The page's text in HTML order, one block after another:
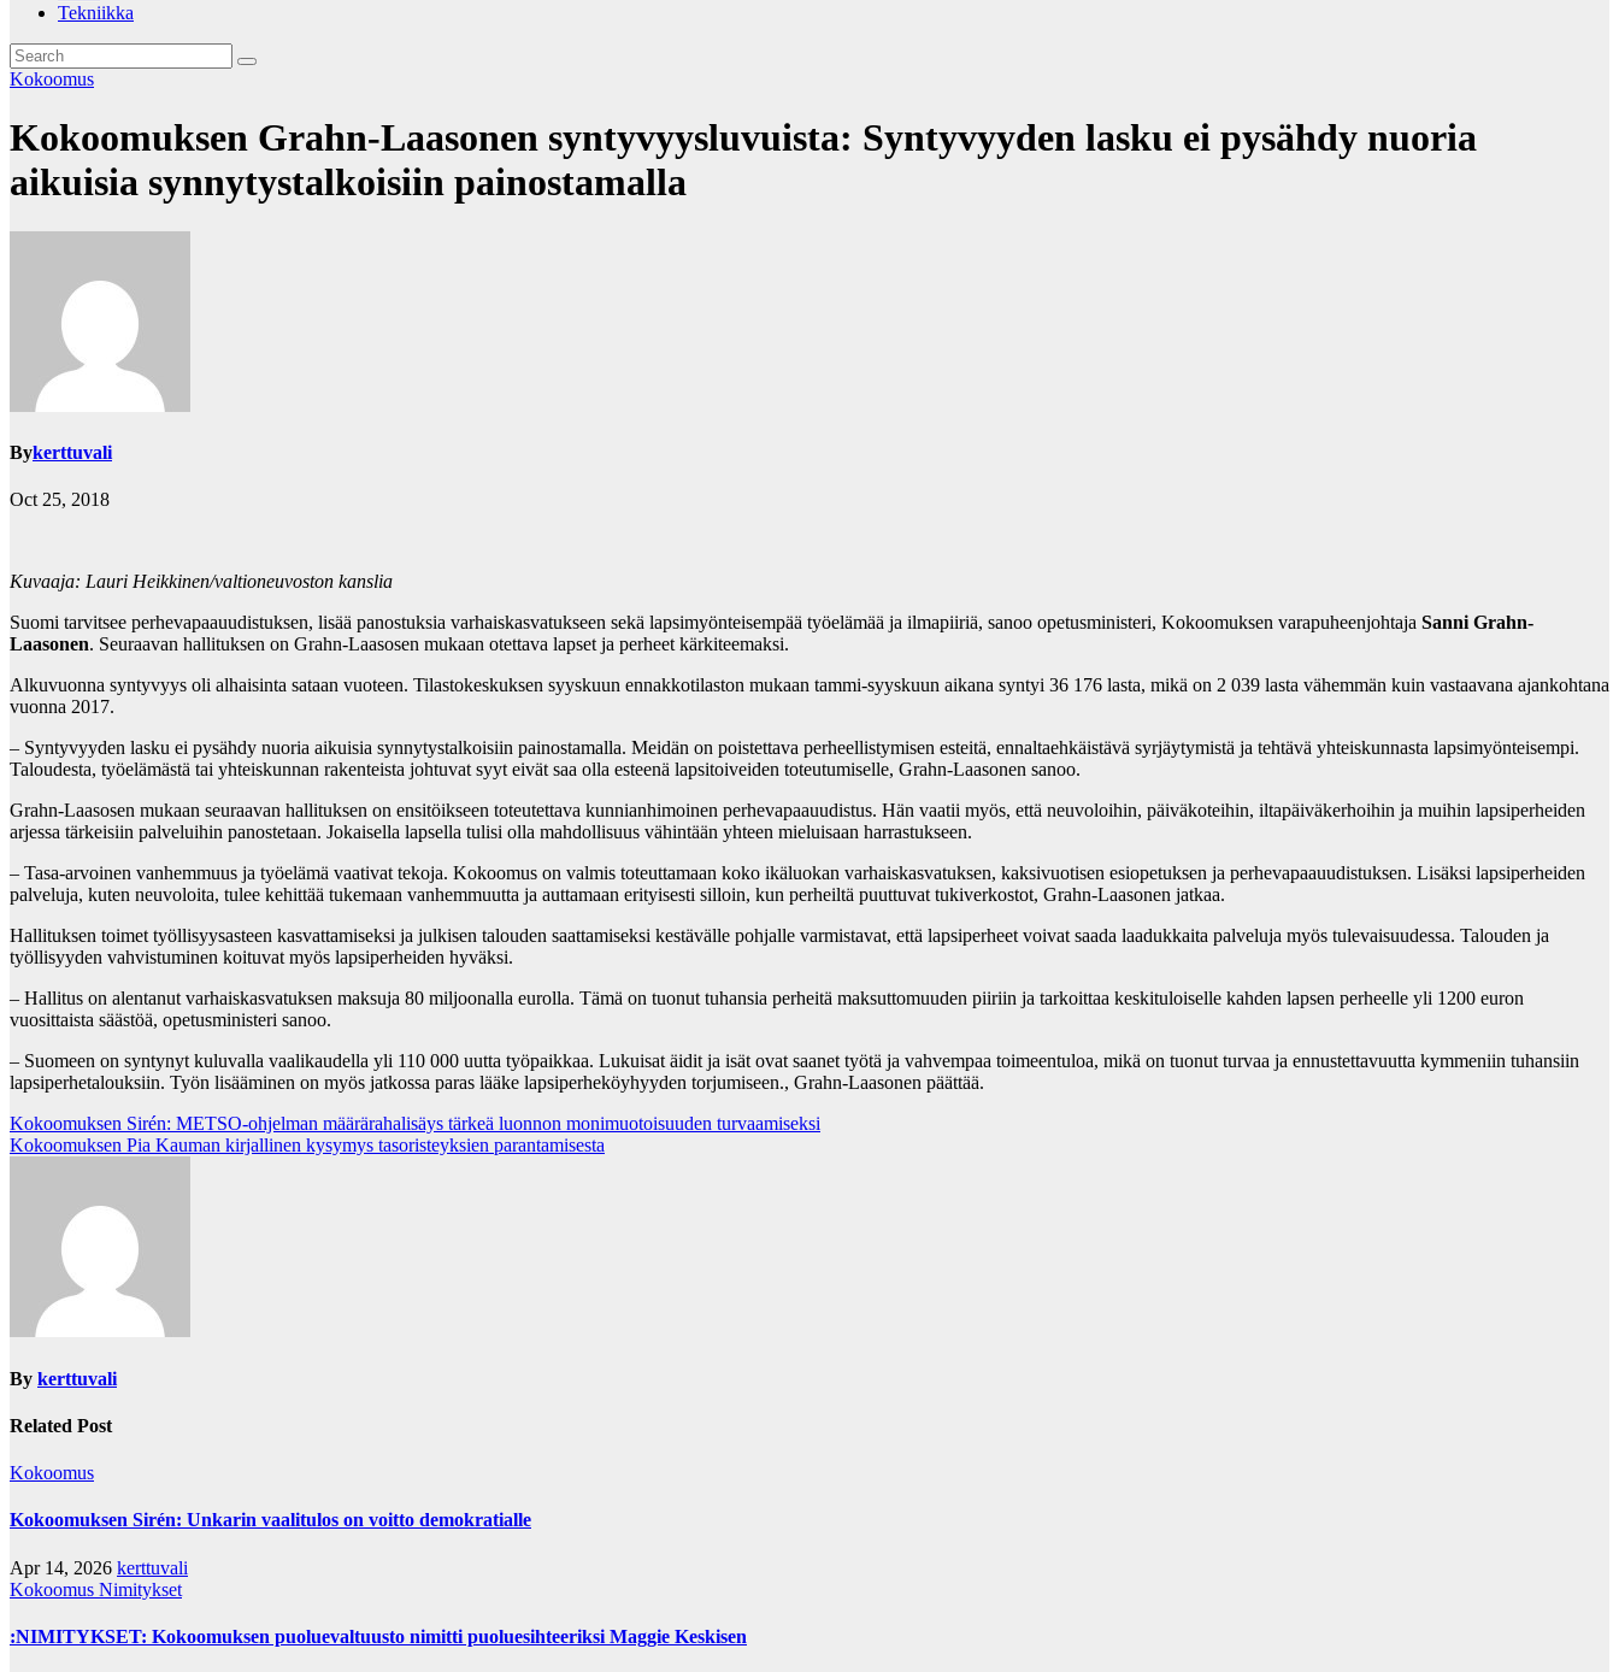
Tekniikka
Kokoomus
Kokoomuksen Grahn-Laasonen syntyvyysluvuista: Syntyvyyden lasku ei pysähdy nuoria
aikuisia synnytystalkoisiin painostamalla
Bykerttuvali
Oct 25, 2018
Kuvaaja: Lauri Heikkinen/valtioneuvoston kanslia
Suomi tarvitsee perhevapaauudistuksen, lisää panostuksia varhaiskasvatukseen sekä lapsimyönteisempää työelämää ja ilmapiiriä, sanoo opetusministeri, Kokoomuksen varapuheenjohtaja Sanni Grahn-
Laasonen. Seuraavan hallituksen on Grahn-Laasosen mukaan otettava lapset ja perheet kärkiteemaksi.
Alkuvuonna syntyvyys oli alhaisinta sataan vuoteen. Tilastokeskuksen syyskuun ennakkotilaston mukaan tammi-syyskuun aikana syntyi 36 176 lasta, mikä on 2 039 lasta vähemmän kuin vastaavana ajankohtana
vuonna 2017.
– Syntyvyyden lasku ei pysähdy nuoria aikuisia synnytystalkoisiin painostamalla. Meidän on poistettava perheellistymisen esteitä, ennaltaehkäistävä syrjäytymistä ja tehtävä yhteiskunnasta lapsimyönteisempi.
Taloudesta, työelämästä tai yhteiskunnan rakenteista johtuvat syyt eivät saa olla esteenä lapsitoiveiden toteutumiselle, Grahn-Laasonen sanoo.
Grahn-Laasosen mukaan seuraavan hallituksen on ensitöikseen toteutettava kunnianhimoinen perhevapaauudistus. Hän vaatii myös, että neuvoloihin, päiväkoteihin, iltapäiväkerhoihin ja muihin lapsiperheiden
arjessa tärkeisiin palveluihin panostetaan. Jokaisella lapsella tulisi olla mahdollisuus vähintään yhteen mieluisaan harrastukseen.
– Tasa-arvoinen vanhemmuus ja työelämä vaativat tekoja. Kokoomus on valmis toteuttamaan koko ikäluokan varhaiskasvatuksen, kaksivuotisen esiopetuksen ja perhevapaauudistuksen. Lisäksi lapsiperheiden
palveluja, kuten neuvoloita, tulee kehittää tukemaan vanhemmuutta ja auttamaan erityisesti silloin, kun perheiltä puuttuvat tukiverkostot, Grahn-Laasonen jatkaa.
Hallituksen toimet työllisyysasteen kasvattamiseksi ja julkisen talouden saattamiseksi kestävälle pohjalle varmistavat, että lapsiperheet voivat saada laadukkaita palveluja myös tulevaisuudessa. Talouden ja
työllisyyden vahvistuminen koituvat myös lapsiperheiden hyväksi.
– Hallitus on alentanut varhaiskasvatuksen maksuja 80 miljoonalla eurolla. Tämä on tuonut tuhansia perheitä maksuttomuuden piiriin ja tarkoittaa keskituloiselle kahden lapsen perheelle yli 1200 euron
vuosittaista säästöä, opetusministeri sanoo.
– Suomeen on syntynyt kuluvalla vaalikaudella yli 110 000 uutta työpaikkaa. Lukuisat äidit ja isät ovat saanet työtä ja vahvempaa toimeentuloa, mikä on tuonut turvaa ja ennustettavuutta kymmeniin tuhansiin
lapsiperhetalouksiin. Työn lisääminen on myös jatkossa paras lääke lapsiperheköyhyyden torjumiseen., Grahn-Laasonen päättää.
Post
navigation
Kokoomuksen Sirén: METSO-ohjelman määrärahalisäys tärkeä luonnon monimuotoisuuden turvaamiseksi
Kokoomuksen Pia Kauman kirjallinen kysymys tasoristeyksien parantamisesta
By kerttuvali
Related Post
Kokoomus
Kokoomuksen Sirén: Unkarin vaalitulos on voitto demokratialle
Apr 14, 2026 kerttuvali
Kokoomus Nimitykset
:NIMITYKSET: Kokoomuksen puoluevaltuusto nimitti puoluesihteeriksi Maggie Keskisen